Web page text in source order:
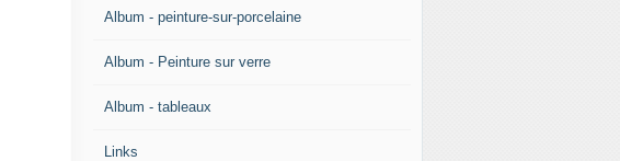
Album - peinture-sur-porcelaine
Album - Peinture sur verre
Album - tableaux
Links